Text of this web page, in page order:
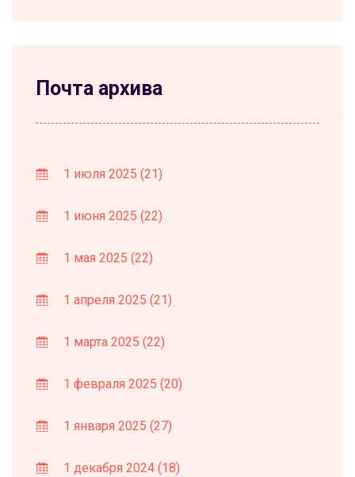
Почта архива
1 июля 2025 (21)
1 июня 2025 (22)
1 мая 2025 (22)
1 апреля 2025 (21)
1 марта 2025 (22)
1 февраля 2025 (20)
1 января 2025 (27)
1 декабря 2024 (18)